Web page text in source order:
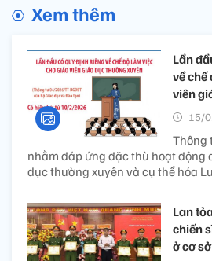
Xem thêm
Lần
về chế
viên
15/
Thông
nhằm đáp ứng đặc thù hoạt động
dục thường xuyên và cụ thể hóa
Lan
chiến
ở cơ sở